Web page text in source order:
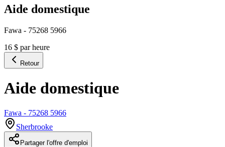
Aide domestique
Fawa - 75268 5966
16 $ par heure
Retour
Aide domestique
Fawa - 75268 5966
Sherbrooke
Partager l'offre d'emploi